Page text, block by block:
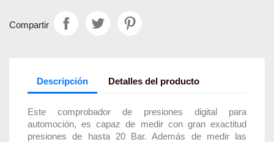
Compartir
Descripción Detalles del producto
Este comprobador de presiones digital para
automoción, es capaz de medir con gran exactitud
presiones de hasta 20 Bar. Además de medir las